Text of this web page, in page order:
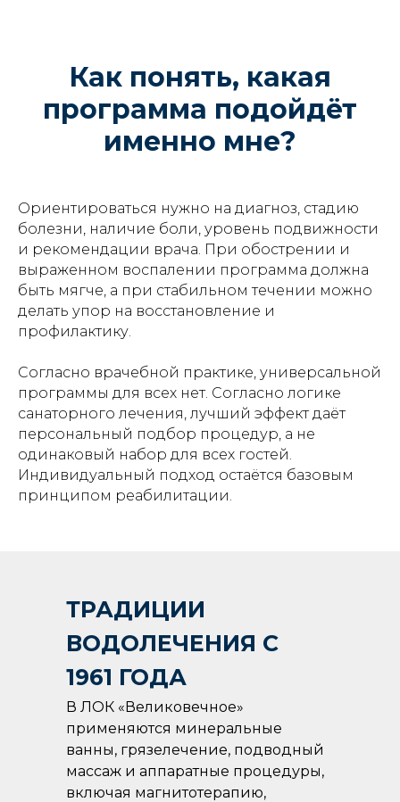
Как понять, какая
программа подойдёт
именно мне?
Ориентироваться нужно на диагноз, стадию
болезни, наличие боли, уровень подвижности
и рекомендации врача. При обострении и
выраженном воспалении программа должна
быть мягче, а при стабильном течении можно
делать упор на восстановление и
профилактику.
Согласно врачебной практике, универсальной
программы для всех нет. Согласно логике
санаторного лечения, лучший эффект даёт
персональный подбор процедур, а не
одинаковый набор для всех гостей.
Индивидуальный подход остаётся базовым
принципом реабилитации.
ТРАДИЦИИ
ВОДОЛЕЧЕНИЯ С
1961 ГОДА
В ЛОК «Великовечное»
применяются минеральные
ванны, грязелечение, подводный
массаж и аппаратные процедуры,
включая магнитотерапию,